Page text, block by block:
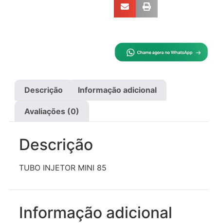
Descrição Informação adicional
Avaliações (0)
Descrição
TUBO INJETOR MINI 85
Informação adicional